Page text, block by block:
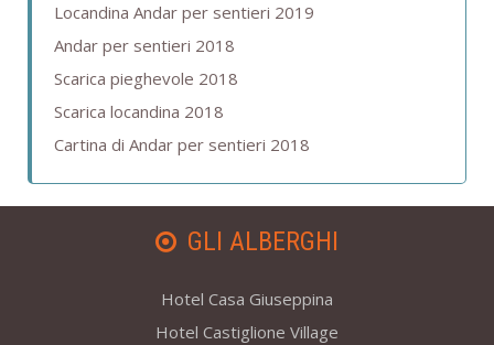
Locandina Andar per sentieri 2019
Andar per sentieri 2018
Scarica pieghevole 2018
Scarica locandina 2018
Cartina di Andar per sentieri 2018
GLI ALBERGHI
Hotel Casa Giuseppina
Hotel Castiglione Village